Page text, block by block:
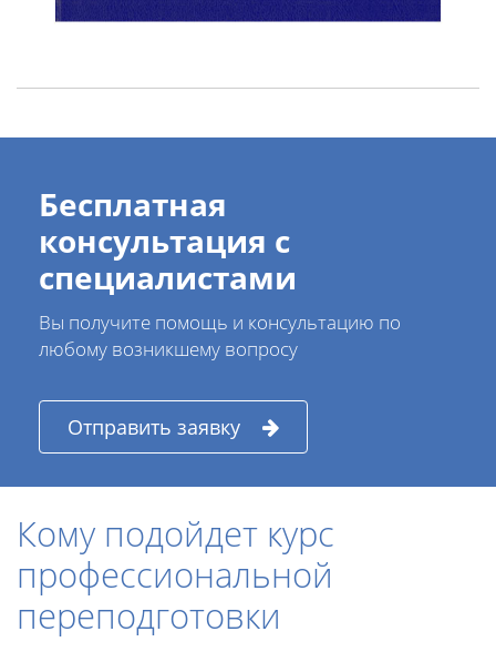
Бесплатная
консультация с
специалистами
Вы получите помощь и консультацию по
любому возникшему вопросу
Отправить заявку
Кому подойдет курс
профессиональной
переподготовки